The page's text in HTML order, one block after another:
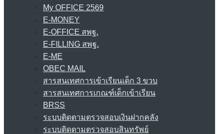
My OFFICE 2569
E-MONEY
E-OFFICE สพฐ.
E-FILLING สพฐ.
E-ME
OBEC MAIL
สารสนเทศการเข้าเรียนเด็ก 3 ขวบ
สารสนเทศการเกณฑ์เด็กเข้าเรียน
BRSS
ระบบติดตามตรวจสอบเงินฝากคลัง
ระบบติดตามตรวจสอบสินทรัพย์